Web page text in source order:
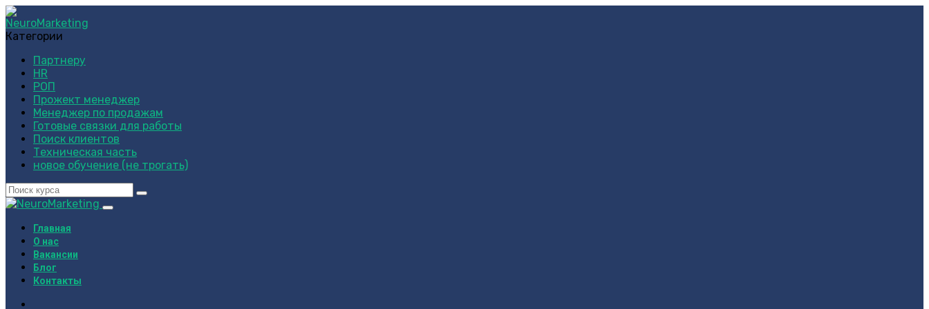
Категории
Партнеру
HR
РОП
Прожект менеджер
Менеджер по продажам
Готовые связки для работы
Поиск клиентов
Техническая часть
новое обучение (не трогать)
Главная
О нас
Вакансии
Блог
Контакты